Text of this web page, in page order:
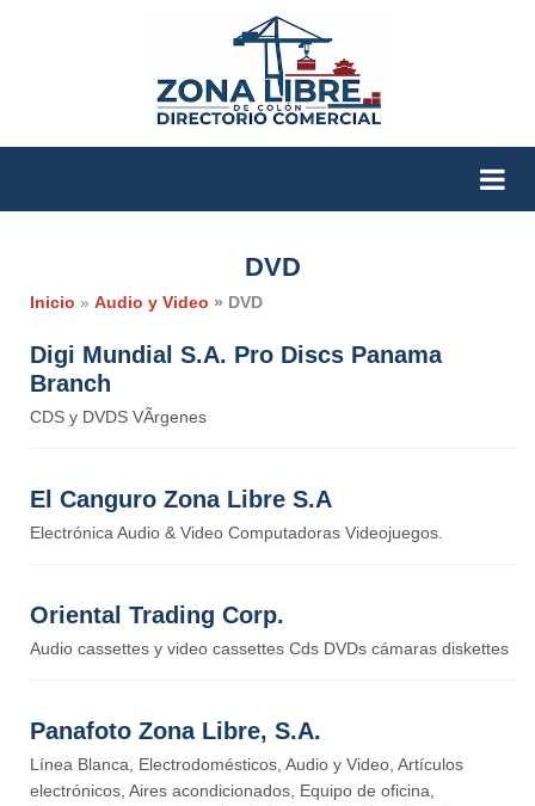
DVD
Inicio » Audio y Video » DVD
Digi Mundial S.A. Pro Discs Panama
Branch
CDS y DVDS VÃ­rgenes
El Canguro Zona Libre S.A
Electrónica Audio & Video Computadoras Videojuegos.
Oriental Trading Corp.
Audio cassettes y video cassettes Cds DVDs cámaras diskettes
Panafoto Zona Libre, S.A.
Línea Blanca, Electrodomésticos, Audio y Video, Artículos
electrónicos, Aires acondicionados, Equipo de oficina,